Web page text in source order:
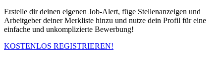
Erstelle dir deinen eigenen Job-Alert, füge Stellenanzeigen und
Arbeitgeber deiner Merkliste hinzu und nutze dein Profil für eine
einfache und unkomplizierte Bewerbung!
KOSTENLOS REGISTRIEREN!